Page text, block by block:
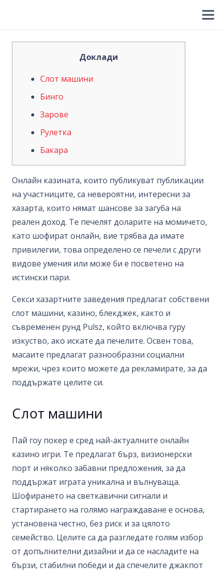
Доклади
Слот машини
Бинго
Зарове
Рулетка
Бакара
Онлайн казината, които публикуват публикации
на участниците, са невероятни, интересни за
хазарта, които нямат шансове за загуба на
реален доход. Те печелят доларите на момичето,
като шофират онлайн, вие трябва да имате
привилегии, това определено се печели с други
видове умения или може би е посветено на
истински пари.
Секси хазартните заведения предлагат собствени
слот машини, казино, блекджек, както и
съвременен рунд Pulsz, който включва гуру
изкуство, ако искате да печелите. Освен това,
масаите предлагат разнообразни социални
мрежи, чрез които можете да рекламирате, за да
поддържате целите си.
Слот машини
Пай гоу покер е сред най-актуалните онлайн
казино игри. Те предлагат бърз, визионерски
порт и няколко забавни предложения, за да
поддържат играта уникална и вълнуваща.
Шофирането на светкавични сигнали и
стартирането на голямо награждаване е основа,
установена честно, без риск и за цялото
семейство. Целите са да разгледате голям избор
от допълнителни дизайни и да се насладите на
бързи, стабилни победи и да спечелите джакпот